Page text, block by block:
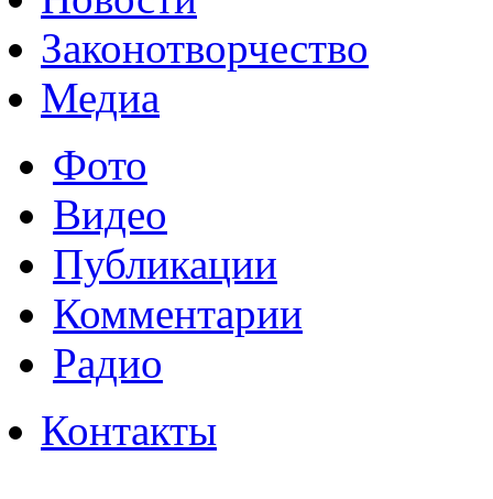
Законотворчество
Медиа
Фото
Видео
Публикации
Комментарии
Радио
Контакты